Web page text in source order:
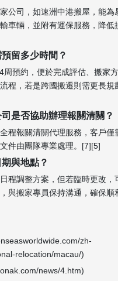
公司，如速洲中港搬屋，能為
車輛，並附有運保服務，降低
留多少時間？
周預約，便於完成評估、搬家
程，若是跨國搬遷則需更長規
是否協助辦理報關清關？
程報關清關代理服務，客戶僅
件由團隊專業處理。[7][5]
與地點？
程調整方案，但若臨時更改，
與搬家專員保持溝通，確保順
zh-
relocation/macau/)
news/4.htm)